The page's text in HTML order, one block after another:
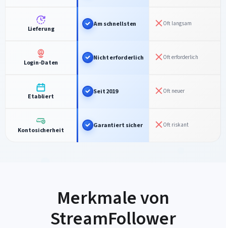
Lieferung
Am schnellsten Oft langsam
Login-Daten
Nicht erforderlich Oft erforderlich
Etabliert
Seit 2019 Oft neuer
Kontosicherheit
Garantiert sicher Oft riskant
Merkmale von
StreamFollower